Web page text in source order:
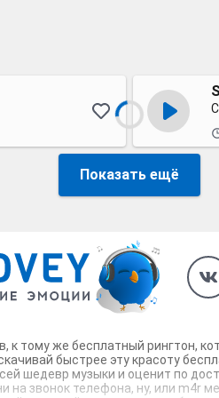
Показать ещё
к тому же бесплатный рингтон,
быстрее эту красоту
шедевр музыки и оценит по
на звонок телефона, ну, или